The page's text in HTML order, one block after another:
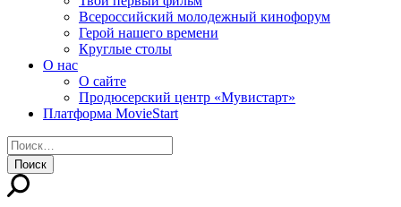
Всероссийский молодежный кинофорум
Герой нашего времени
Круглые столы
О нас
О сайте
Продюсерский центр «Мувистарт»
Платформа MovieStart